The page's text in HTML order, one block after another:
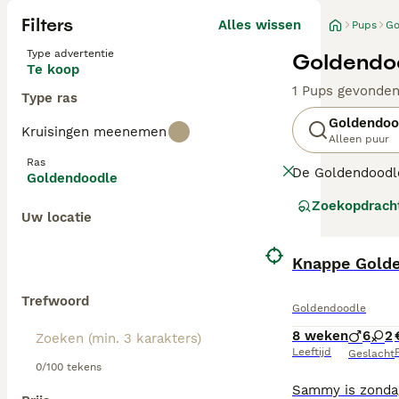
Filters Alles wissen
Type advertentie
Te koop
Type ras
Kruisingen meenemen
Ras
Goldendoodle
Uw locatie
Trefwoord
0/100 tekens
Pups
1 Pups gevonden
Alleen puur
De
sterk variëren
ze vaker een
Ongeacht de
regelmatige
Knappe
Goldendoodle
8 weken
Leeftijd
6 2
Geslacht